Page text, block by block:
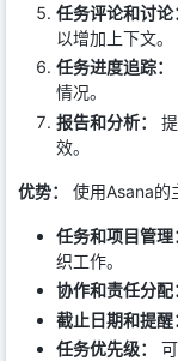
任务评论和讨论
以增加上下文。
任务进度追踪：
情况。
报告和分析：
效。
优势： 使用Asana的
任务和项目管理
织工作。
协作和责任分配
截止日期和提醒
任务优先级：